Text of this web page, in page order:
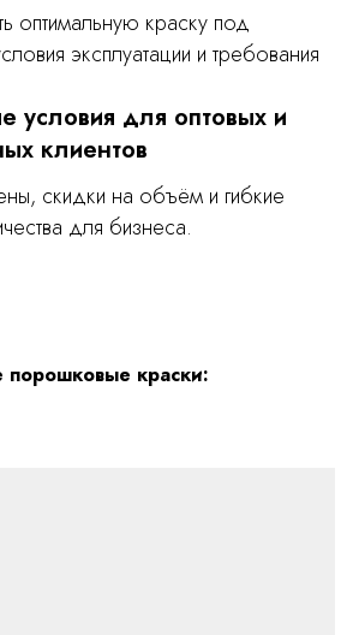
оптимальную краску под
эксплуатации и требования
условия для оптовых и
клиентов
скидки на объём и гибкие
для бизнеса.
порошковые краски: